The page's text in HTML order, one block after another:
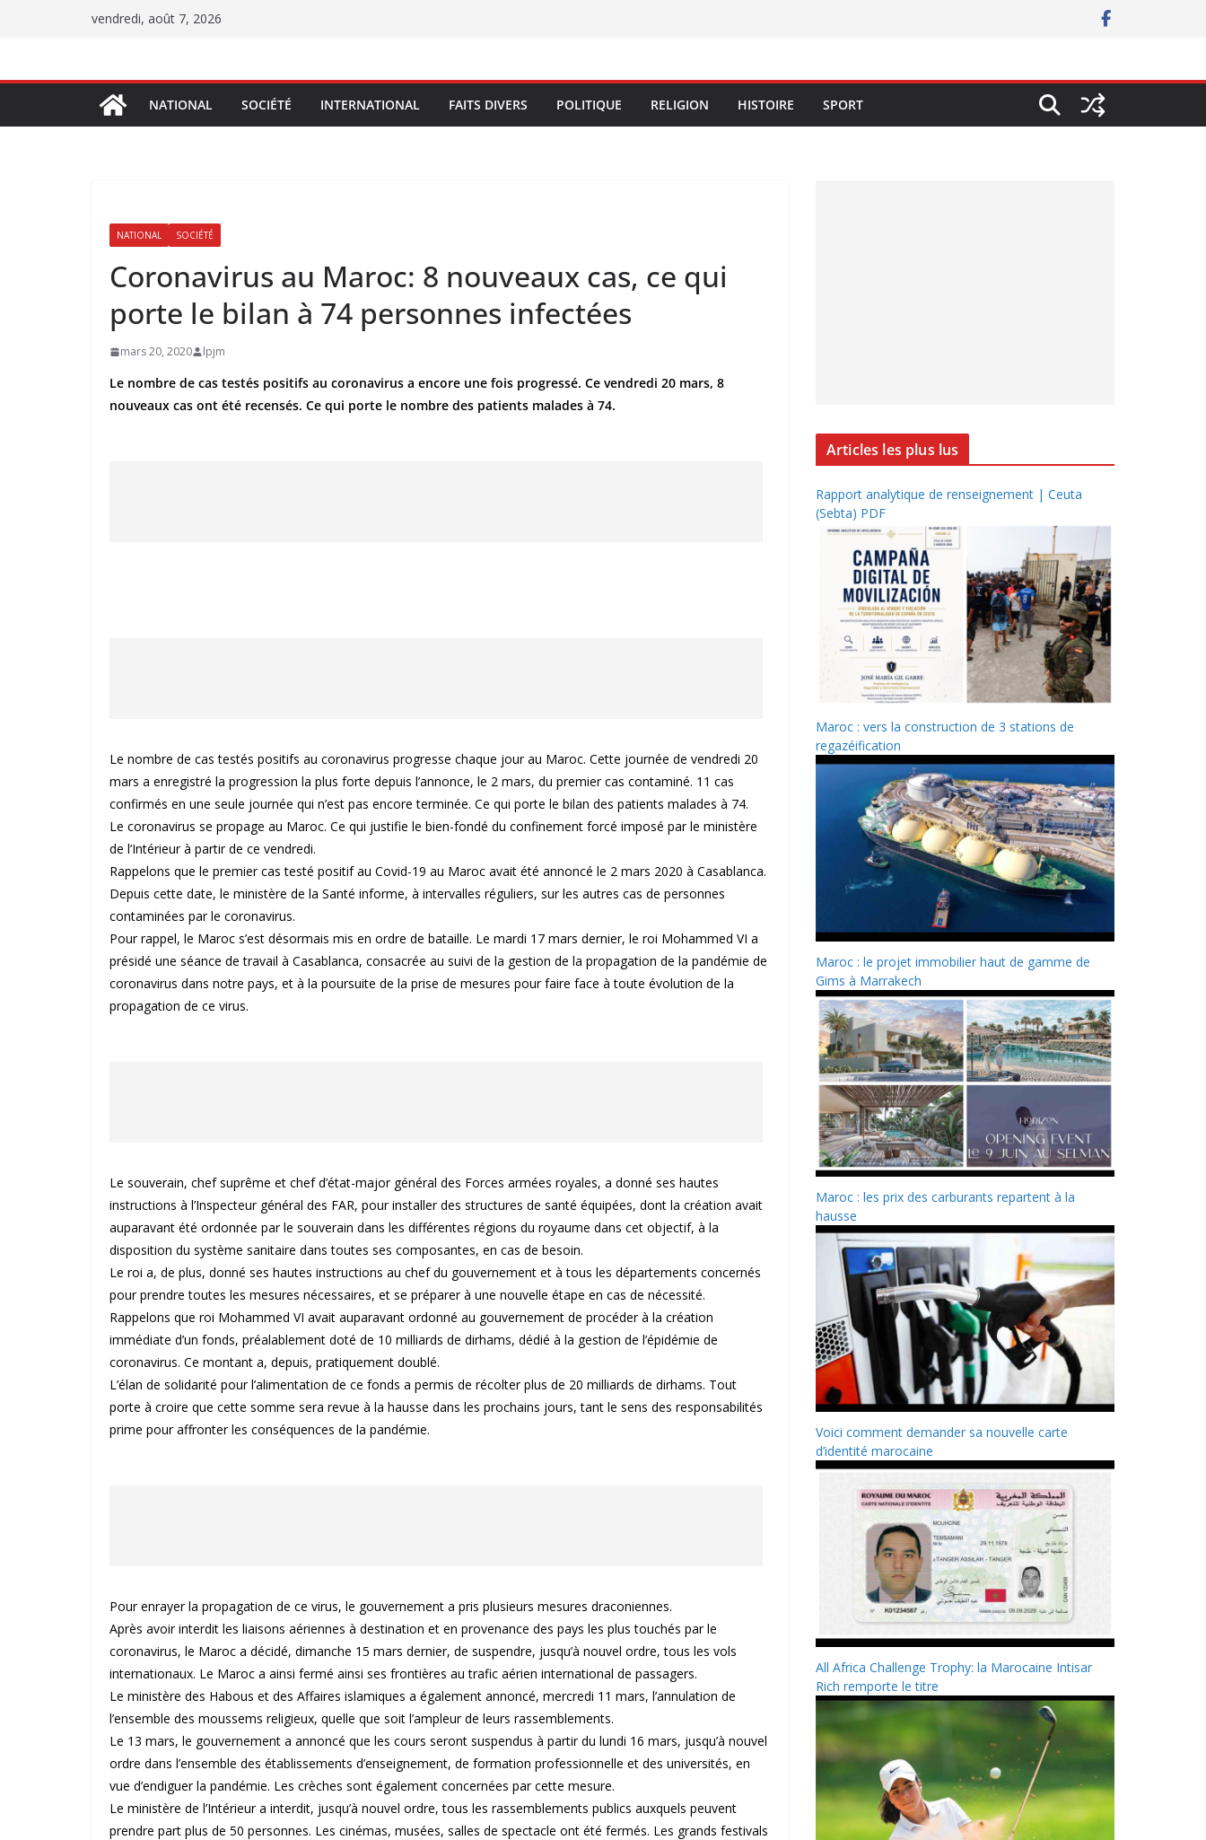
vendredi, août 7, 2026
NATIONAL SOCIÉTÉ INTERNATIONAL FAITS DIVERS POLITIQUE RELIGION HISTOIRE SPORT
NATIONAL SOCIÉTÉ
Coronavirus au Maroc: 8 nouveaux cas, ce qui
porte le bilan à 74 personnes infectées
mars 20, 2020 lpjm
Le nombre de cas testés positifs au coronavirus a encore une fois progressé. Ce vendredi 20 mars, 8
nouveaux cas ont été recensés. Ce qui porte le nombre des patients malades à 74.
Le nombre de cas testés positifs au coronavirus progresse chaque jour au Maroc. Cette journée de vendredi 20
mars a enregistré la progression la plus forte depuis l’annonce, le 2 mars, du premier cas contaminé. 11 cas
confirmés en une seule journée qui n’est pas encore terminée. Ce qui porte le bilan des patients malades à 74.
Le coronavirus se propage au Maroc. Ce qui justifie le bien-fondé du confinement forcé imposé par le ministère
de l’Intérieur à partir de ce vendredi.
Rappelons que le premier cas testé positif au Covid-19 au Maroc avait été annoncé le 2 mars 2020 à Casablanca.
Depuis cette date, le ministère de la Santé informe, à intervalles réguliers, sur les autres cas de personnes
contaminées par le coronavirus.
Pour rappel, le Maroc s’est désormais mis en ordre de bataille. Le mardi 17 mars dernier, le roi Mohammed VI a
présidé une séance de travail à Casablanca, consacrée au suivi de la gestion de la propagation de la pandémie de
coronavirus dans notre pays, et à la poursuite de la prise de mesures pour faire face à toute évolution de la
propagation de ce virus.
Le souverain, chef suprême et chef d’état-major général des Forces armées royales, a donné ses hautes
instructions à l’Inspecteur général des FAR, pour installer des structures de santé équipées, dont la création avait
auparavant été ordonnée par le souverain dans les différentes régions du royaume dans cet objectif, à la
disposition du système sanitaire dans toutes ses composantes, en cas de besoin.
Le roi a, de plus, donné ses hautes instructions au chef du gouvernement et à tous les départements concernés
pour prendre toutes les mesures nécessaires, et se préparer à une nouvelle étape en cas de nécessité.
Rappelons que roi Mohammed VI avait auparavant ordonné au gouvernement de procéder à la création
immédiate d’un fonds, préalablement doté de 10 milliards de dirhams, dédié à la gestion de l’épidémie de
coronavirus. Ce montant a, depuis, pratiquement doublé.
L’élan de solidarité pour l’alimentation de ce fonds a permis de récolter plus de 20 milliards de dirhams. Tout
porte à croire que cette somme sera revue à la hausse dans les prochains jours, tant le sens des responsabilités
prime pour affronter les conséquences de la pandémie.
Pour enrayer la propagation de ce virus, le gouvernement a pris plusieurs mesures draconiennes.
Après avoir interdit les liaisons aériennes à destination et en provenance des pays les plus touchés par le
coronavirus, le Maroc a décidé, dimanche 15 mars dernier, de suspendre, jusqu’à nouvel ordre, tous les vols
internationaux. Le Maroc a ainsi fermé ainsi ses frontières au trafic aérien international de passagers.
Le ministère des Habous et des Affaires islamiques a également annoncé, mercredi 11 mars, l’annulation de
l’ensemble des moussems religieux, quelle que soit l’ampleur de leurs rassemblements.
Le 13 mars, le gouvernement a annoncé que les cours seront suspendus à partir du lundi 16 mars, jusqu’à nouvel
ordre dans l’ensemble des établissements d’enseignement, de formation professionnelle et des universités, en
vue d’endiguer la pandémie. Les crèches sont également concernées par cette mesure.
Le ministère de l’Intérieur a interdit, jusqu’à nouvel ordre, tous les rassemblements publics auxquels peuvent
prendre part plus de 50 personnes. Les cinémas, musées, salles de spectacle ont été fermés. Les grands festivals
Articles les plus lus
Rapport analytique de renseignement | Ceuta
(Sebta) PDF
Maroc : vers la construction de 3 stations de
regazéification
Maroc : le projet immobilier haut de gamme de
Gims à Marrakech
Maroc : les prix des carburants repartent à la
hausse
Voici comment demander sa nouvelle carte
d’identité marocaine
All Africa Challenge Trophy: la Marocaine Intisar
Rich remporte le titre